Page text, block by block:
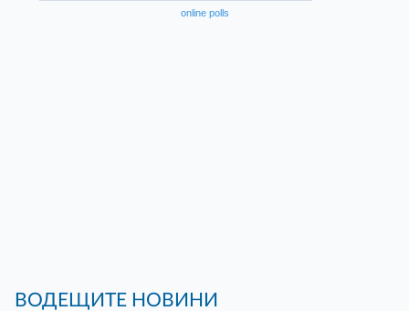
online polls
ВОДЕЩИТЕ НОВИНИ